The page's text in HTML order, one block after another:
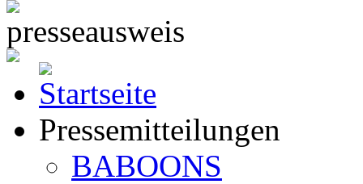
Pressemitteilungen
BABOONS